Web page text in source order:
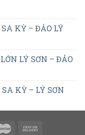
KỲ – ĐẢO LÝ
LÝ SƠN – ĐẢO
KỲ – LÝ SƠN